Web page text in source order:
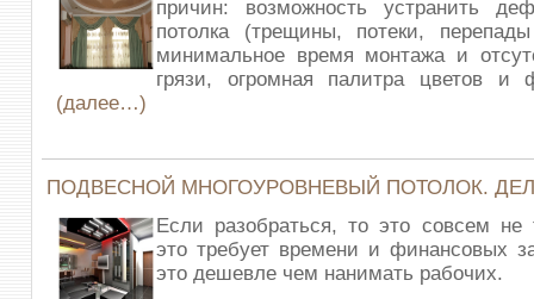
причин: возможность устранить
потолка (трещины, потеки,
минимальное время монтажа и
грязи, огромная палитра цветов и
(далее…)
ПОДВЕСНОЙ МНОГОУРОВНЕВЫЙ ПОТОЛОК.
Если разобраться, то это совсем не
это требует времени и финансовых
это дешевле чем нанимать рабочих.